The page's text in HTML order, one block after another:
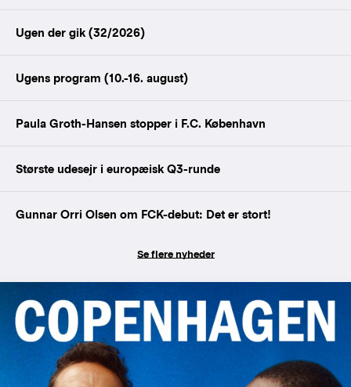
Ugen der gik (32/2026)
Ugens program (10.-16. august)
Paula Groth-Hansen stopper i F.C. København
Største udesejr i europæisk Q3-runde
Gunnar Orri Olsen om FCK-debut: Det er stort!
Se flere nyheder